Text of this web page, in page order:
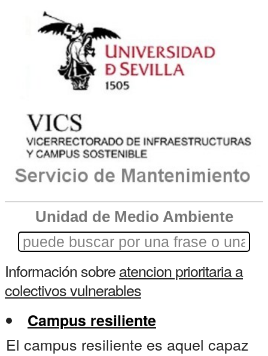
Unidad de Medio Ambiente
Información sobreatencion prioritaria a
colectivos vulnerables
Campus resiliente
El campus resiliente es aquel capaz